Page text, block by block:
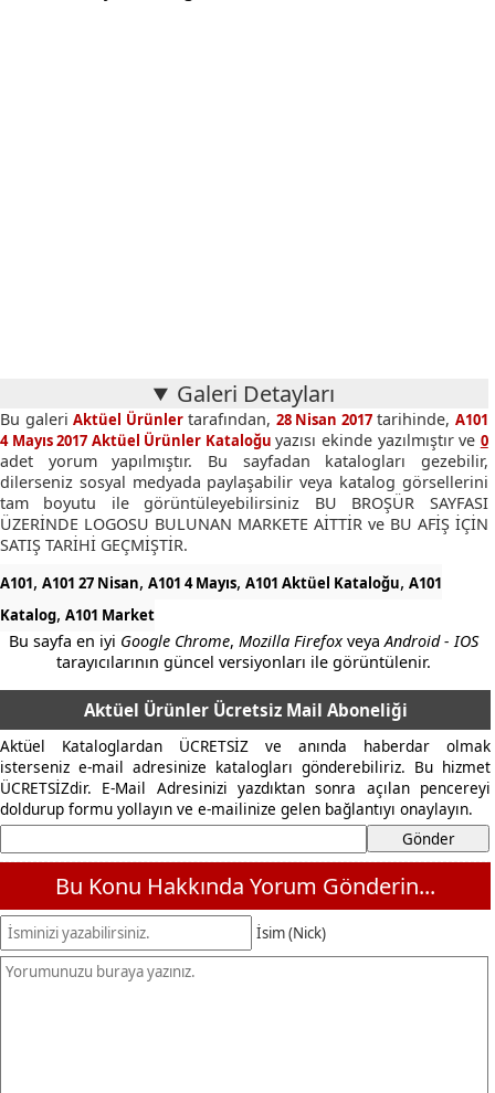
Galeri Detayları
Bu galeriAktüel Ürünlertarafından, 28 Nisan 2017tarihinde, A101
4 Mayıs 2017 Aktüel Ürünler Kataloğuyazısı ekinde yazılmıştır ve 0
adet yorum yapılmıştır. Bu sayfadan katalogları gezebilir,
dilerseniz sosyal medyada paylaşabilir veya katalog görsellerini
tam boyutu ile görüntüleyebilirsiniz BU BROŞÜR SAYFASI
ÜZERİNDE LOGOSU BULUNAN MARKETE AİTTİR ve BU AFİŞ İÇİN
SATIŞ TARİHİ GEÇMİŞTİR.
A101, A101 27 Nisan, A101 4 Mayıs, A101 Aktüel Kataloğu, A101
Katalog, A101 Market
Bu sayfa en iyi Google Chrome,Mozilla Firefox veyaAndroid - IOS
tarayıcılarının güncel versiyonları ile görüntülenir.
Aktüel Ürünler Ücretsiz Mail Aboneliği
Aktüel Kataloglardan ÜCRETSİZ ve anında haberdar olmak
isterseniz e-mail adresinize katalogları gönderebiliriz. Bu hizmet
ÜCRETSİZdir. E-Mail Adresinizi yazdıktan sonra açılan pencereyi
doldurup formu yollayın ve e-mailinize gelen bağlantıyı onaylayın.
Bu Konu Hakkında Yorum Gönderin...
İsim (Nick)